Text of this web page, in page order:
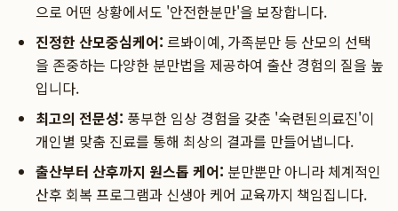
으로 어떤 상황에서도 '안전한분만'을 보장합니다.
진정한 산모중심케어: 르봐이예, 가족분만 등 산모의 선택
을 존중하는 다양한 분만법을 제공하여 출산 경험의 질을 높
입니다.
최고의 전문성: 풍부한 임상 경험을 갖춘 '숙련된의료진'이
개인별 맞춤 진료를 통해 최상의 결과를 만들어냅니다.
출산부터 산후까지 원스톱 케어: 분만뿐만 아니라 체계적인
산후 회복 프로그램과 신생아 케어 교육까지 책임집니다.